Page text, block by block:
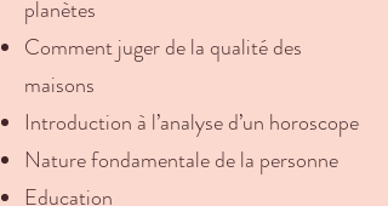
planètes
Comment juger de la qualité des
maisons
Introduction à l’analyse d’un horoscope
Nature fondamentale de la personne
Education